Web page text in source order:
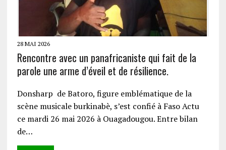
28 MAI 2026
Rencontre avec un panafricaniste qui fait de la
parole une arme d’éveil et de résilience.
Donsharp de Batoro, figure emblématique de la
scène musicale burkinabè, s’est confié à Faso Actu
ce mardi 26 mai 2026 à Ouagadougou. Entre bilan
de…